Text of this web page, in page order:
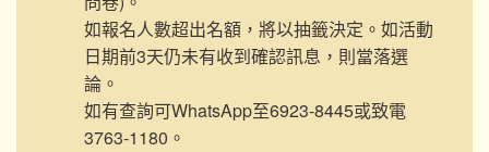
如報名人數超出名額，將以抽籤決定。如活動
日期前3天仍未有收到確認訊息，則當落選
論。
如有查詢可WhatsApp至6923-8445或致電
3763-1180。